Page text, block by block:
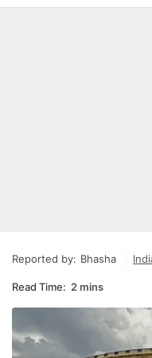
Reported by: Bhasha
Read Time: 2 mins